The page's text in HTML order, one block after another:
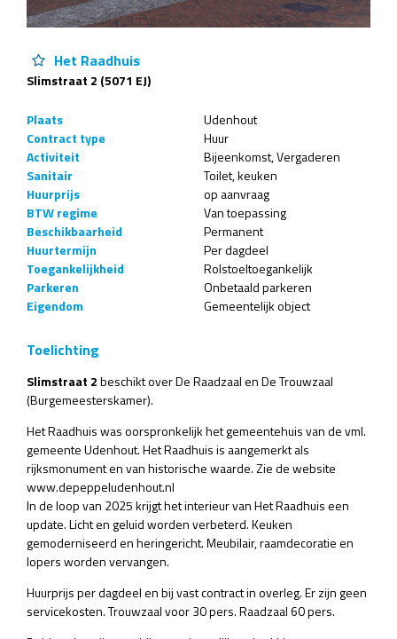
Het Raadhuis
Slimstraat 2 (5071 EJ)
Plaats
Udenhout
Contract type
Huur
Activiteit
Bijeenkomst Vergaderen
Sanitair
Toilet keuken
Huurprijs
op aanvraag
BTW regime
Van toepassing
Beschikbaarheid
Permanent
Huurtermijn
Per dagdeel
Toegankelijkheid
Rolstoeltoegankelijk
Parkeren
Onbetaald parkeren
Eigendom
Gemeentelijk object
Toelichting
Slimstraat 2beschikt over De Raadzaal en De Trouwzaal
(Burgemeesterskamer).
Het Raadhuis was oorspronkelijk het gemeentehuis van de vml.
gemeente Udenhout. Het Raadhuis is aangemerkt als
rijksmonument en van historische waarde. Zie de website
www.depeppeludenhout.nl
In de loop van 2025 krijgt het interieur van Het Raadhuis een
update. Licht en geluid worden verbeterd. Keuken
gemoderniseerd en heringericht. Meubilair, raamdecoratie en
lopers worden vervangen.
Huurprijs per dagdeel en bij vast contract in overleg. Er zijn geen
servicekosten. Trouwzaal voor 30 pers. Raadzaal 60 pers.